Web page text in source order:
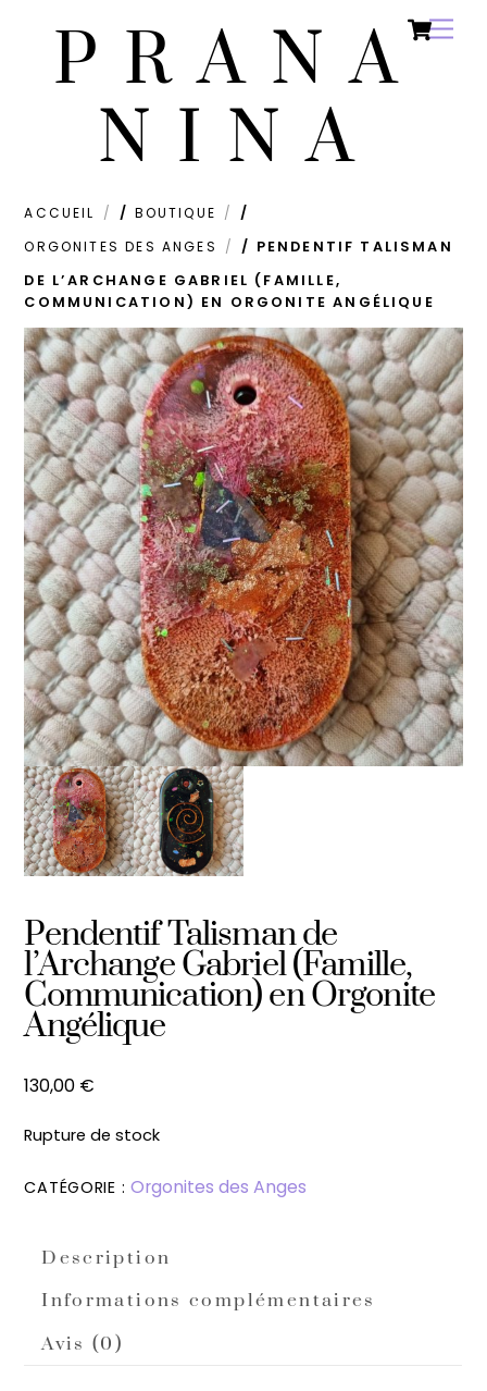
PRANA
NINA
ACCUEIL / BOUTIQUE
/
ORGONITES DES ANGES
/ PENDENTIF TALISMAN
DE L’ARCHANGE GABRIEL (FAMILLE,
COMMUNICATION) EN ORGONITE ANGÉLIQUE
Pendentif Talisman de
l’Archange Gabriel (Famille,
Communication) en Orgonite
Angélique
130,00 €
Rupture de stock
CATÉGORIE :Orgonites des Anges
Description
Informations complémentaires
Avis (0)